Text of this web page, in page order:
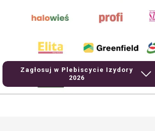
Zagłosuj w Plebiscycie Izydory
2026